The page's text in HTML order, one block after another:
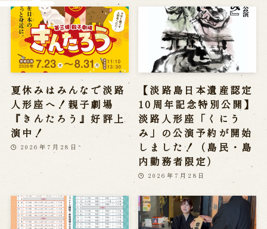
関連施設
通販サイトうずのくに
道の駅うずしお
うずの丘大鳴門橋記念館
夏休みはみんなで淡路
人形座へ！親子劇場
『きんたろう』好評上
演中！
2026年7月28日
【淡路島日本遺産認定
10周年記念特別公開】
淡路人形座「くにう
み」の公演予約が開始
しました！（島民・島
内勤務者限定）
2026年7月28日